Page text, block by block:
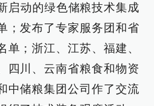
启动的绿色储粮技术集成
；发布了专家服务团和省
单；浙江、江苏、福建、
四川、云南省粮食和物资
中储粮集团公司作了交流